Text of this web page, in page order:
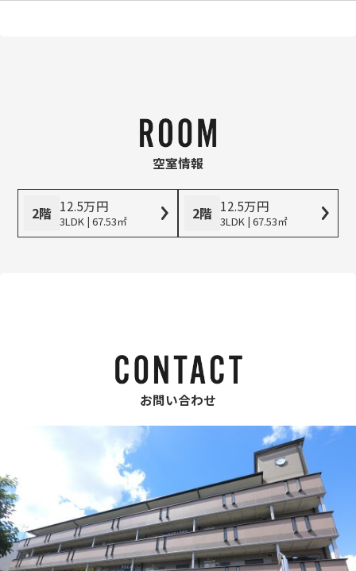
空室情報
2階 12.5万円
3LDK | 67.53㎡ 2階 12.5万円
3LDK | 67.53㎡
お問い合わせ